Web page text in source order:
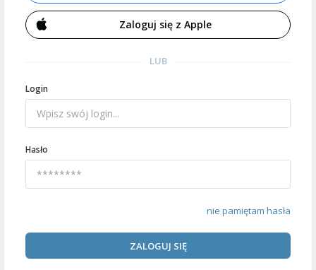
Zaloguj się z Apple
LUB
Login
Hasło
nie pamiętam hasła
ZALOGUJ SIĘ